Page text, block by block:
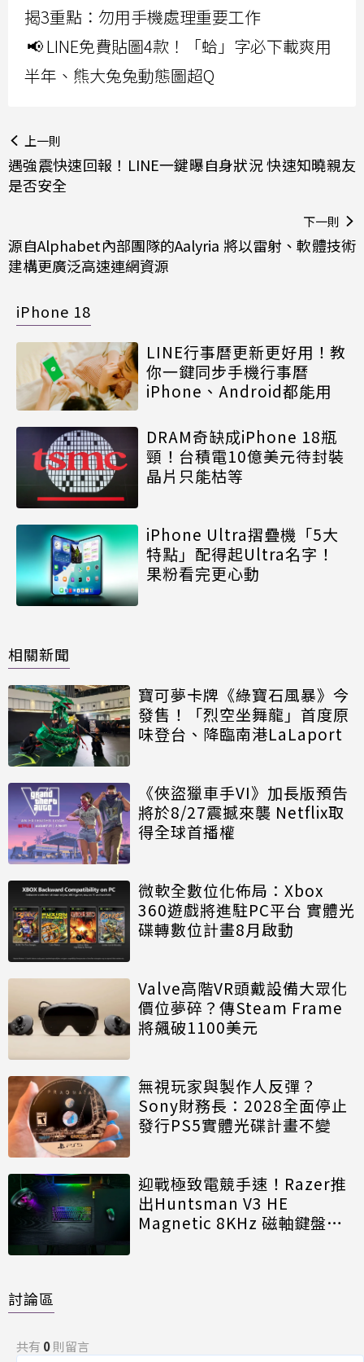
揭3重點：勿用手機處理重要工作
📢 LINE免費貼圖4款！「蛤」字必下載爽用
半年、熊大兔兔動態圖超Q
上一則
遇強震快速回報！LINE一鍵曝自身狀況 快速知曉親友
是否安全
下一則
源自Alphabet內部團隊的Aalyria 將以雷射、軟體技術
建構更廣泛高速連網資源
iPhone 18
LINE行事曆更新更好用！教
你一鍵同步手機行事曆
iPhone、Android都能用
DRAM奇缺成iPhone 18瓶
頸！台積電10億美元待封裝
晶片只能枯等
iPhone Ultra摺疊機「5大
特點」配得起Ultra名字！
果粉看完更心動
相關新聞
寶可夢卡牌《綠寶石風暴》今
發售！「烈空坐舞龍」首度原
味登台、降臨南港LaLaport
《俠盜獵車手VI》加長版預告
將於8/27震撼來襲 Netflix取
得全球首播權
微軟全數位化佈局：Xbox
360遊戲將進駐PC平台 實體光
碟轉數位計畫8月啟動
Valve高階VR頭戴設備大眾化
價位夢碎？傳Steam Frame
將飆破1100美元
無視玩家與製作人反彈？
Sony財務長：2028全面停止
發行PS5實體光碟計畫不變
迎戰極致電競手速！Razer推
出Huntsman V3 HE
Magnetic 8KHz 磁軸鍵盤效
討論區
共有 0則留言